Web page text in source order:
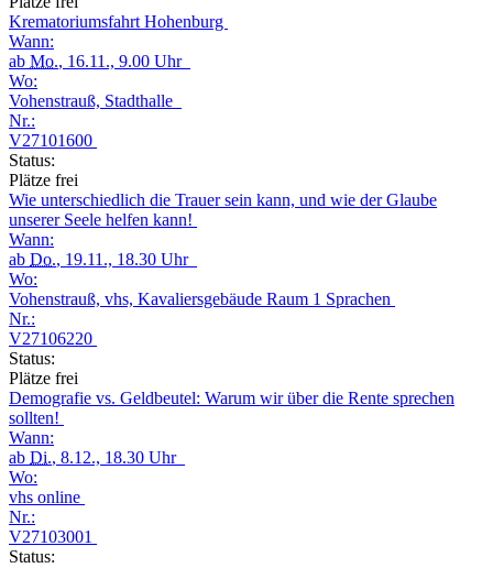
Krematoriumsfahrt Hohenburg
Wann:
ab Mo., 16.11., 9.00 Uhr
Wo:
Vohenstrauß, Stadthalle
Nr.:
V27101600
Status:
Plätze frei
Wie unterschiedlich die Trauer sein kann, und wie der Glaube
unserer Seele helfen kann!
Wann:
ab Do., 19.11., 18.30 Uhr
Wo:
Vohenstrauß, vhs, Kavaliersgebäude Raum 1 Sprachen
Nr.:
V27106220
Status:
Plätze frei
Demografie vs. Geldbeutel: Warum wir über die Rente sprechen
sollten!
Wann:
ab Di., 8.12., 18.30 Uhr
Wo:
vhs online
Nr.:
V27103001
Status: